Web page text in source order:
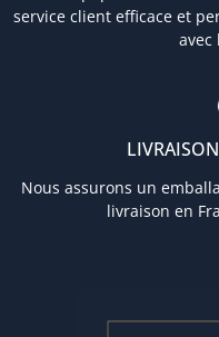
service client efficace et
avec
Nous assurons un
livraison en